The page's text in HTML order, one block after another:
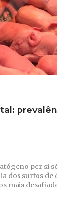
por si
dos surtos de
mais